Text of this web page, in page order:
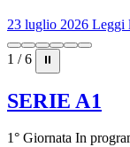
23 luglio 2026 Leggi
1 / 6 ⏸
SERIE A1
1° Giornata In